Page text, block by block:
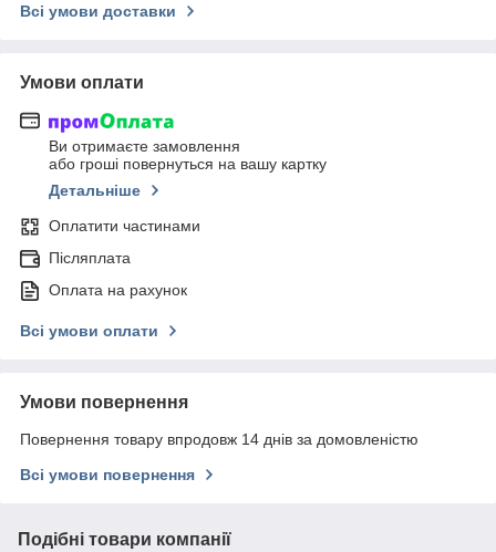
Всі умови доставки
Умови оплати
Ви отримаєте замовлення
або гроші повернуться на вашу картку
Детальніше
Оплатити частинами
Післяплата
Оплата на рахунок
Всі умови оплати
Умови повернення
Повернення товару впродовж 14 днів за домовленістю
Всі умови повернення
Подібні товари компанії